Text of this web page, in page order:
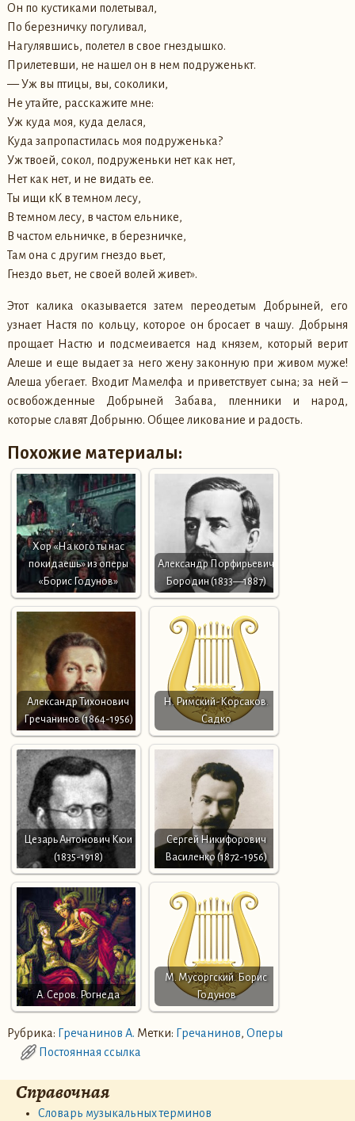
Он по кустиками полетывал,
По березничку погуливал,
Нагулявшись, полетел в свое гнездышко.
Прилетевши, не нашел он в нем подруженькт.
— Уж вы птицы, вы, соколики,
Не утайте, расскажите мне:
Уж куда моя, куда делася,
Куда запропастилась моя подруженька?
Уж твоей, сокол, подруженьки нет как нет,
Нет как нет, и не видать ее.
Ты ищи кК в темном лесу,
В темном лесу, в частом ельнике,
В частом ельничке, в березничке,
Там она с другим гнездо вьет,
Гнездо вьет, не своей волей живет».
Этот калика оказывается затем переодетым Добрыней, его
узнает Настя по кольцу, которое он бросает в чашу. Добрыня
прощает Настю и подсмеивается над князем, который верит
Алеше и еще выдает за него жену законную при живом муже!
Алеша убегает. Входит Мамелфа и приветствует сына; за ней –
освобожденные Добрыней Забава, пленники и народ,
которые славят Добрыню. Общее ликование и радость.
Похожие материалы:
Хор «На кого ты нас
покидаешь» из оперы
«Борис Годунов»
Александр Порфирьевич
Бородин (1833—1887)
Александр Тихонович
Гречанинов (1864-1956)
Н. Римский-Корсаков.
Садко
Цезарь Антонович Кюи
(1835-1918)
Сергей Никифорович
Василенко (1872-1956)
А. Серов. Рогнеда
М. Мусоргский. Борис
Годунов
Рубрика: Гречанинов А. Метки: Гречанинов, Оперы
Постоянная ссылка
Справочная
Словарь музыкальных терминов